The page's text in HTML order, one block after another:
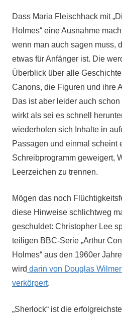
Dass Maria Fleischhack mit
Holmes“ eine Ausnahme
wenn man auch sagen muss,
etwas für Anfänger ist. Die
Überblick über alle
Canons, die Figuren und ihre
Das ist aber leider auch
wirkt als sei es schnell
wiederholen sich Inhalte in
Passagen und einmal scheint
Schreibprogramm geweigert,
Leerzeichen zu trennen.
Mögen das noch
diese Hinweise schlichtweg
geschuldet: Christopher Lee
teiligen BBC-Serie „Arthur
Holmes“ aus den 1960er
wird darin von Douglas
verkörpert.
„Sherlock“ ist die